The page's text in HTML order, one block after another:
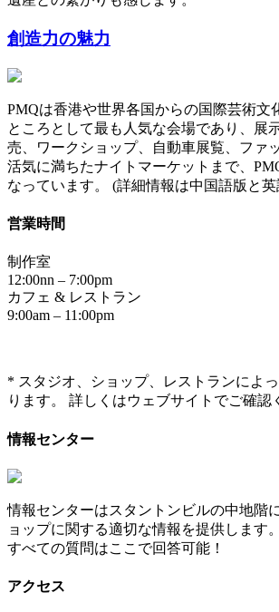
創造力の魅力
PMQは香港や世界各国からの国際芸術文
ところとして最も人気な会場であり、展
売、ワークショップ、自動車展覧、ファ
活気に満ちたナイトマーケットまで、
なっています。 (詳細情報は中国語版と
営業時間
制作室
12:00nn – 7:00pm
カフェ & レストラン
9:00am – 11:00pm
* スタジオ、ショップ、レストランによ
ります。 詳しくはウェブサイトでご確認
情報センター
情報センターはスタントンビルの中地階
ョップに関する適切な情報を提供します
すべての質問はここで回答可能！
アクセス